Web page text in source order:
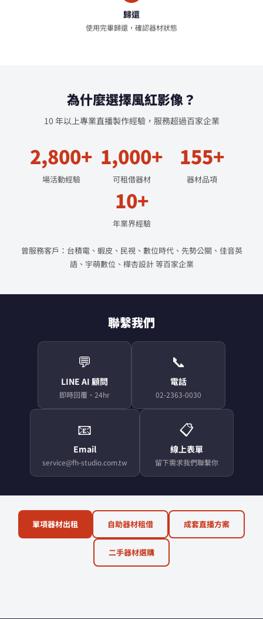
歸還
使用完畢歸還，確認器材狀態
為什麼選擇風紅影像？
10 年以上專業直播製作經驗，服務超過百家企業
2,800+
場活動經驗
1,000+
可租借器材
155+
器材品項
10+
年業界經驗
曾服務客戶：台積電、蝦皮、民視、數位時代、先勢公關、佳音英
語、宇萌數位、樺杏設計 等百家企業
聯繫我們
💬
LINE AI 顧問
即時回覆、24hr
📞
電話
02-2363-0030
📧
Email
service@fh-studio.com.tw
📋
線上表單
留下需求我們聯繫你
單項器材出租 自助器材租借 成套直播方案
二手器材選購